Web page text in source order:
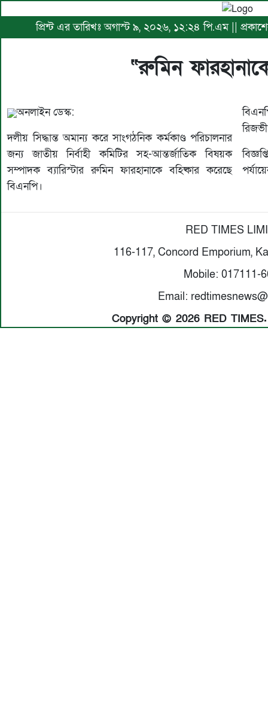
প্রিন্ট এর তারিখঃ অগাস্ট ৯, ২০২৬, ১২:২৪ পি.এম ||
“রুমিন
অনলাইন ডেস্ক:
দলীয় সিদ্ধান্ত অমান্য করে সাংগঠনিক কর্মকাণ্ড পরিচালনার
জন্য জাতীয় নির্বাহী কমিটির সহ-আন্তর্জাতিক বিষয়ক
সম্পাদক ব্যারিস্টার রুমিন ফারহানাকে বহিষ্কার করেছে
বিএনপি।
RED TIMES
116-117, Concord Emporium,
Mobile: 017111-
Email:
Copyright © 2026 RED